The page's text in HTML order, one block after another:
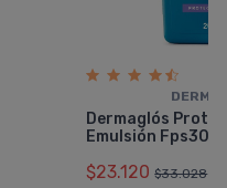
Dermaglós
Emulsión Fps30
$23.120 $33.028